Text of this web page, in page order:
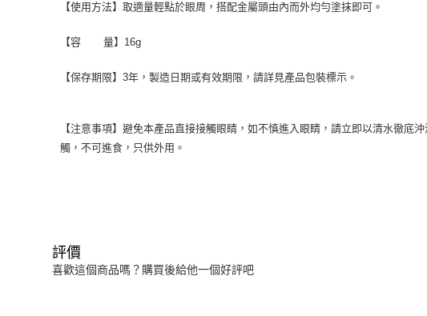
【使用方法】取適量輕點於眼周，搭配金屬頭由內而外均勻塗抹即可。
【容 量】16g
【保存期限】3年，製造日期或有效期限，請詳見產品包裝標示。
【注意事項】避免本產品直接接觸眼睛，如不慎進入眼睛，請立即以清水徹底
觸，不可進食，只供外用。
評價
喜歡這個商品嗎？購買後給他一個好評吧